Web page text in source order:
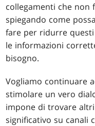
collegamenti che non
spiegando come
fare per ridurre
le informazioni
bisogno.
Vogliamo continuare
stimolare un vero
impone di trovare
significativo su canali